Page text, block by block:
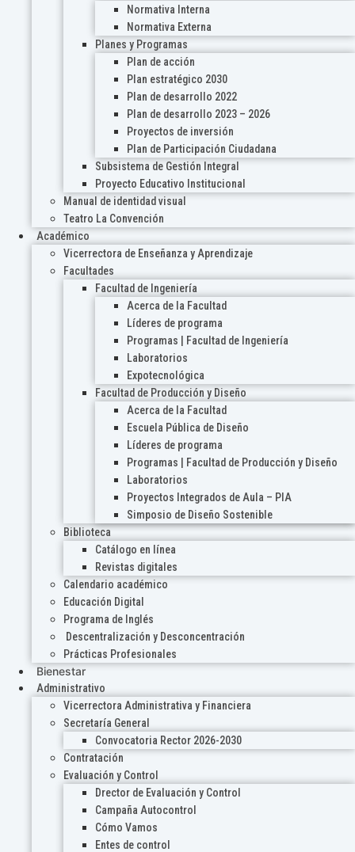
Normativa Interna
Normativa Externa
Planes y Programas
Plan de acción
Plan estratégico 2030
Plan de desarrollo 2022
Plan de desarrollo 2023 – 2026
Proyectos de inversión
Plan de Participación Ciudadana
Subsistema de Gestión Integral
Proyecto Educativo Institucional
Manual de identidad visual
Teatro La Convención
Académico
Vicerrectora de Enseñanza y Aprendizaje
Facultades
Facultad de Ingeniería
Acerca de la Facultad
Líderes de programa
Programas | Facultad de Ingeniería
Laboratorios
Expotecnológica
Facultad de Producción y Diseño
Acerca de la Facultad
Escuela Pública de Diseño
Líderes de programa
Programas | Facultad de Producción y Diseño
Laboratorios
Proyectos Integrados de Aula – PIA
Simposio de Diseño Sostenible
Biblioteca
Catálogo en línea
Revistas digitales
Calendario académico
Educación Digital
Programa de Inglés
Descentralización y Desconcentración
Prácticas Profesionales
Bienestar
Administrativo
Vicerrectora Administrativa y Financiera
Secretaría General
Convocatoria Rector 2026-2030
Contratación
Evaluación y Control
Drector de Evaluación y Control
Campaña Autocontrol
Cómo Vamos
Entes de control